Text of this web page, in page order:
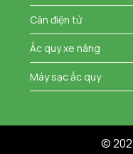
Cân điện tử
Ắc quy xe nâng
Máy sạc ắc quy
©